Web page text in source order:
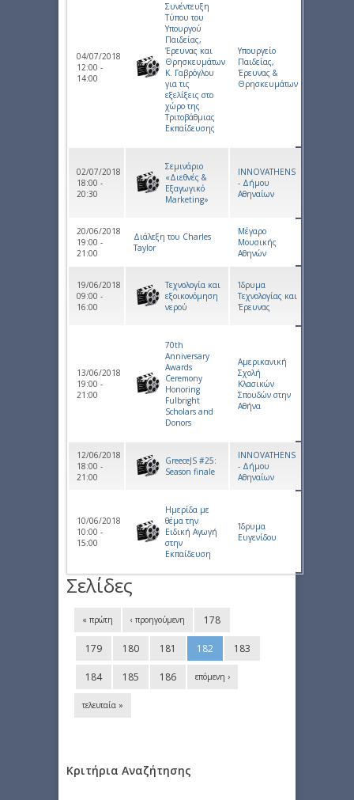
04/07/2018
12:00 -
14:00
Συνέντευξη
Τύπου του
Υπουργού
Παιδείας,
Έρευνας και
Θρησκευμάτων
Κ. Γαβρόγλου
για τις
εξελίξεις στο
χώρο της
Τριτοβάθμιας
Εκπαίδευσης
Υπουργείο
Παιδείας,
Έρευνας &
Θρησκευμάτων
02/07/2018
18:00 -
20:30
Σεμινάριο
«Διεθνές &
Εξαγωγικό
Marketing»
INNOVATHENS
- Δήμου
Αθηναίων
20/06/2018
19:00 -
21:00
Διάλεξη του Charles
Taylor
Μέγαρο
Μουσικής
Αθηνών
19/06/2018
09:00 -
16:00
Τεχνολογία και
εξοικονόμηση
νερού
Ίδρυμα
Τεχνολογίας και
Έρευνας
13/06/2018
19:00 -
21:00
70th
Anniversary
Awards
Ceremony
Honoring
Fulbright
Scholars and
Donors
Αμερικανική
Σχολή
Κλασικών
Σπουδών στην
Αθήνα
12/06/2018
18:00 -
21:00
GreeceJS #25:
Season finale
INNOVATHENS
- Δήμου
Αθηναίων
10/06/2018
10:00 -
15:00
Ημερίδα με
θέμα την
Ειδική Αγωγή
στην
Εκπαίδευση
Ίδρυμα
Ευγενίδου
Σελίδες
« πρώτη ‹ προηγούμενη 178
179 180 181 182 183
184 185 186 επόμενη ›
τελευταία »
Κριτήρια Αναζήτησης